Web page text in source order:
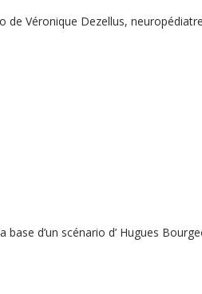
de Véronique Dezellus,
d’un scénario d’ Hugues